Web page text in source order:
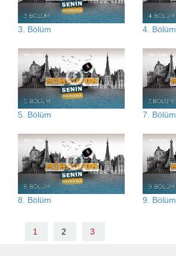
3. Bölüm 4. Bölüm
5. Bölüm 7. Bölüm
8. Bölüm 9. Bölüm
1 2 3